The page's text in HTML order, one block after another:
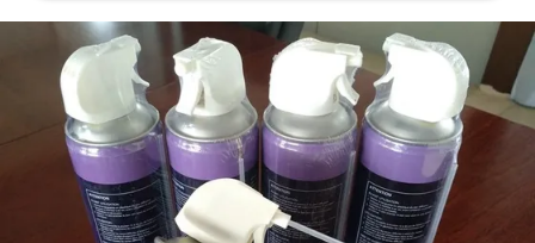
একটি
উদ্ধৃতি
অনুরোধ